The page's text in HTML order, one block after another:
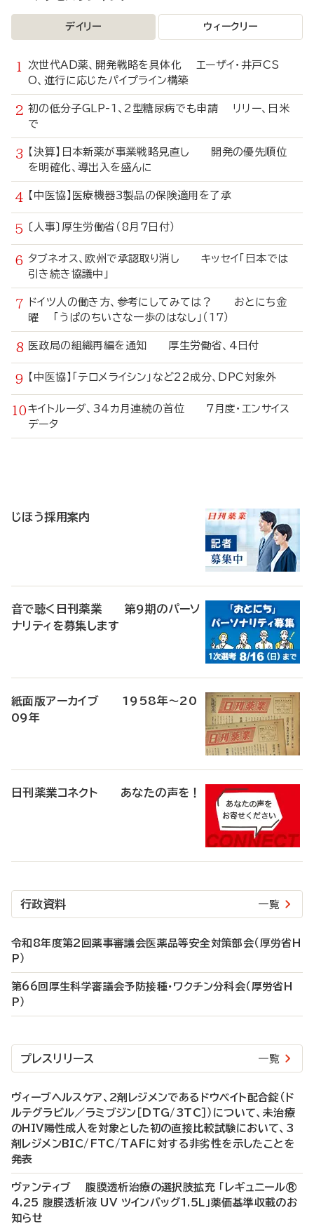
デイリー ウィークリー
次世代AD薬、開発戦略を具体化 エーザイ・井戸CS
O、進行に応じたパイプライン構築
初の低分子GLP-1、2型糖尿病でも申請 リリー、日米
で
【決算】日本新薬が事業戦略見直し 開発の優先順位
を明確化、導出入を盛んに
【中医協】医療機器3製品の保険適用を了承
〔人事〕厚生労働省（8月7日付）
タブネオス、欧州で承認取り消し キッセイ「日本では
引き続き協議中」
ドイツ人の働き方、参考にしてみては？ おとにち金
曜 「うぱのちいさな一歩のはなし」（17）
医政局の組織再編を通知 厚生労働省、4日付
【中医協】「テロメライシン」など22成分、DPC対象外
キイトルーダ、34カ月連続の首位 7月度・エンサイス
データ
じほう採用案内
音で聴く日刊薬業 第9期のパーソ
ナリティを募集します
紙面版アーカイブ 1958年～20
09年
日刊薬業コネクト あなたの声を！
行政資料 一覧
令和8年度第2回薬事審議会医薬品等安全対策部会（厚労省H
P）
第66回厚生科学審議会予防接種・ワクチン分科会（厚労省H
P）
プレスリリース 一覧
ヴィーブヘルスケア、2剤レジメンであるドウベイト配合錠（ド
ルテグラビル／ラミブジン［DTG/3TC］）について、未治療
のHIV陽性成人を対象とした初の直接比較試験において、3
剤レジメンBIC/FTC/TAFに対する非劣性を示したことを
発表
ヴァンティブ 腹膜透析治療の選択肢拡充 「レギュニール®
4.25 腹膜透析液 UV ツインバッグ1.5L」薬価基準収載のお
知らせ